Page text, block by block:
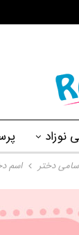
نوزاد
دختر اسم